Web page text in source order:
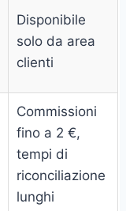
Disponibile
solo da area
clienti
Commissioni
fino a 2 €,
tempi di
riconciliazione
lunghi